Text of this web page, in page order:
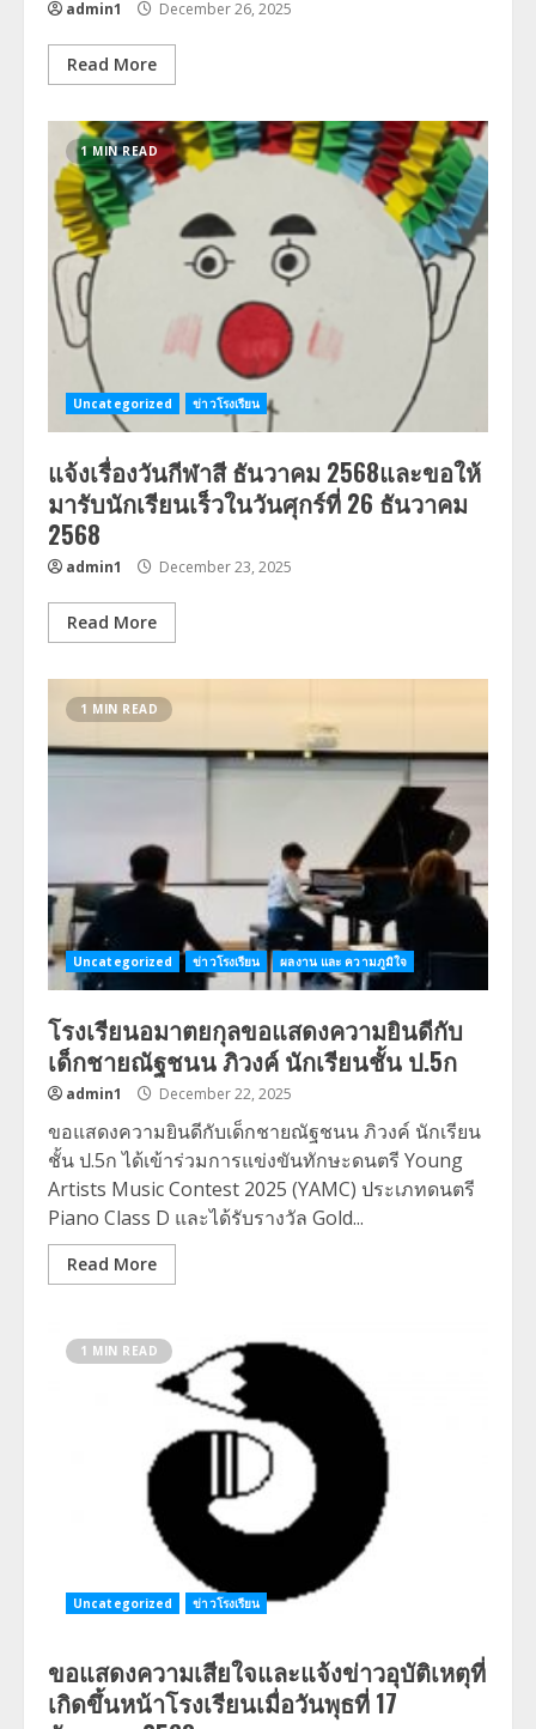
admin1 December 26, 2025
Read More
1 MIN READ
Uncategorized ข่าวโรงเรียน
แจ้งเรื่องวันกีฬาสี ธันวาคม 2568และขอให้
มารับนักเรียนเร็วในวันศุกร์ที่ 26 ธันวาคม
2568
admin1 December 23, 2025
Read More
1 MIN READ
Uncategorized ข่าวโรงเรียน ผลงาน และ ความภูมิใจ
โรงเรียนอมาตยกุลขอแสดงความยินดีกับ
เด็กชายณัฐชนน ภิวงค์​ นักเรียนชั้น ป.5ก
admin1 December 22, 2025
ขอแสดงความยินดีกับเด็กชายณัฐชนน ภิวงค์​ นักเรียน
ชั้น ป.5ก ได้เข้าร่วมการแข่งขันทักษะดนตรี Young
Artists Music Contest 2025 (YAMC) ประเภทดนตรี
Piano Class D และได้รับรางวัล Gold...
Read More
1 MIN READ
Uncategorized ข่าวโรงเรียน
ขอแสดงความเสียใจและแจ้งข่าวอุบัติเหตุที่
เกิดขึ้นหน้าโรงเรียนเมื่อวันพุธที่ 17